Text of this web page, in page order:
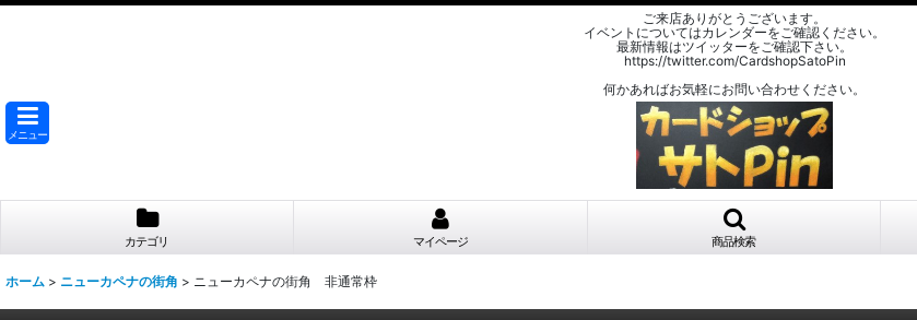
ご来店ありがとうございます。
イベントについてはカレンダーをご確認ください。
最新情報はツイッターをご確認下さい。
https://twitter.com/CardshopSatoPin
何かあればお気軽にお問い合わせください。
メニュー
カテゴリ マイページ 商品検索
ホーム > ニューカペナの街角 > ニューカペナの街角 非通常枠